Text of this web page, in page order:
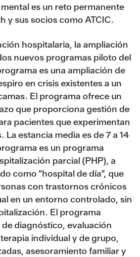
es un reto permanente
y sus socios como ATCIC.
hospitalaria, la ampliación
nuevos programas piloto del
es una ampliación de
en crisis existentes a un
El programa ofrece un
que proporciona gestión de
pacientes que experimentan
La estancia media es de 7 a 14
es un programa
parcial (PHP), a
como "hospital de día", que
con trastornos crónicos
en un entorno controlado, sin
El programa
diagnóstico, evaluación
individual y de grupo,
asesoramiento familiar y